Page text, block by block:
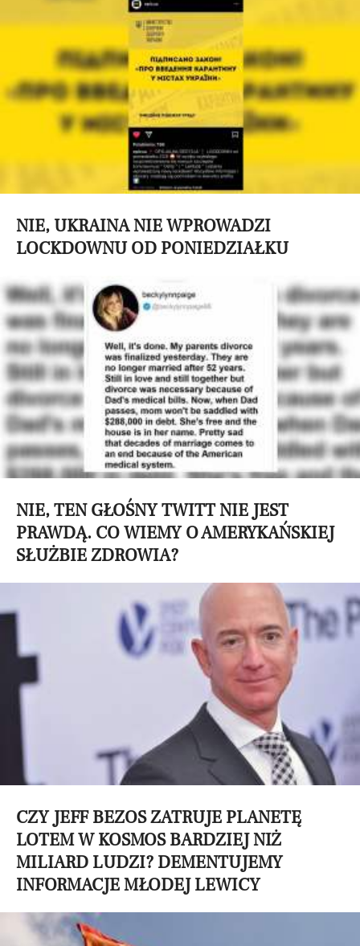
NIE, UKRAINA NIE WPROWADZI
LOCKDOWNU OD PONIEDZIAŁKU
NIE, TEN GŁOŚNY TWITT NIE JEST
PRAWDĄ. CO WIEMY O AMERYKAŃSKIEJ
SŁUŻBIE ZDROWIA?
CZY JEFF BEZOS ZATRUJE PLANETĘ
LOTEM W KOSMOS BARDZIEJ NIŻ
MILIARD LUDZI? DEMENTUJEMY
INFORMACJE MŁODEJ LEWICY